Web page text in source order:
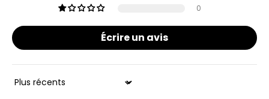
0
Écrire un avis
Sort by